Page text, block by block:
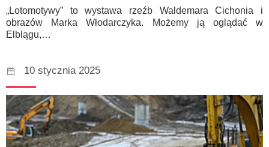
„Lotomotywy” to wystawa rzeźb Waldemara Cichonia i
obrazów Marka Włodarczyka. Możemy ją oglądać w
Elblągu,…
10 stycznia 2025